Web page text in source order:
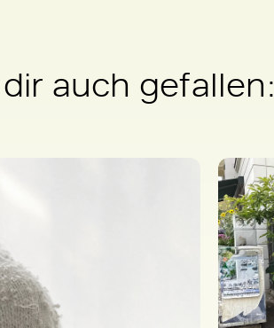
auch gefallen: